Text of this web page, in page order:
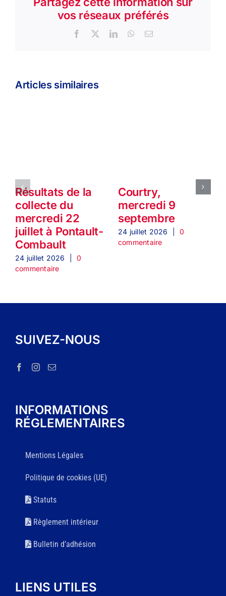
vos réseaux préférés
Facebook
X LinkedInWhatsApp
Email
Articles similaires
Résultats de la
collecte du
mercredi 22
juillet à Pontault-
Combault
24 juillet 2026
0
commentaire
Courtry,
mercredi 9
septembre
24 juillet 2026
0
commentaire
SUIVEZ-NOUS
INFORMATIONS
RÉGLEMENTAIRES
Mentions Légales
Politique de cookies (UE)
Statuts
Règlement intérieur
Bulletin d’adhésion
LIENS UTILES